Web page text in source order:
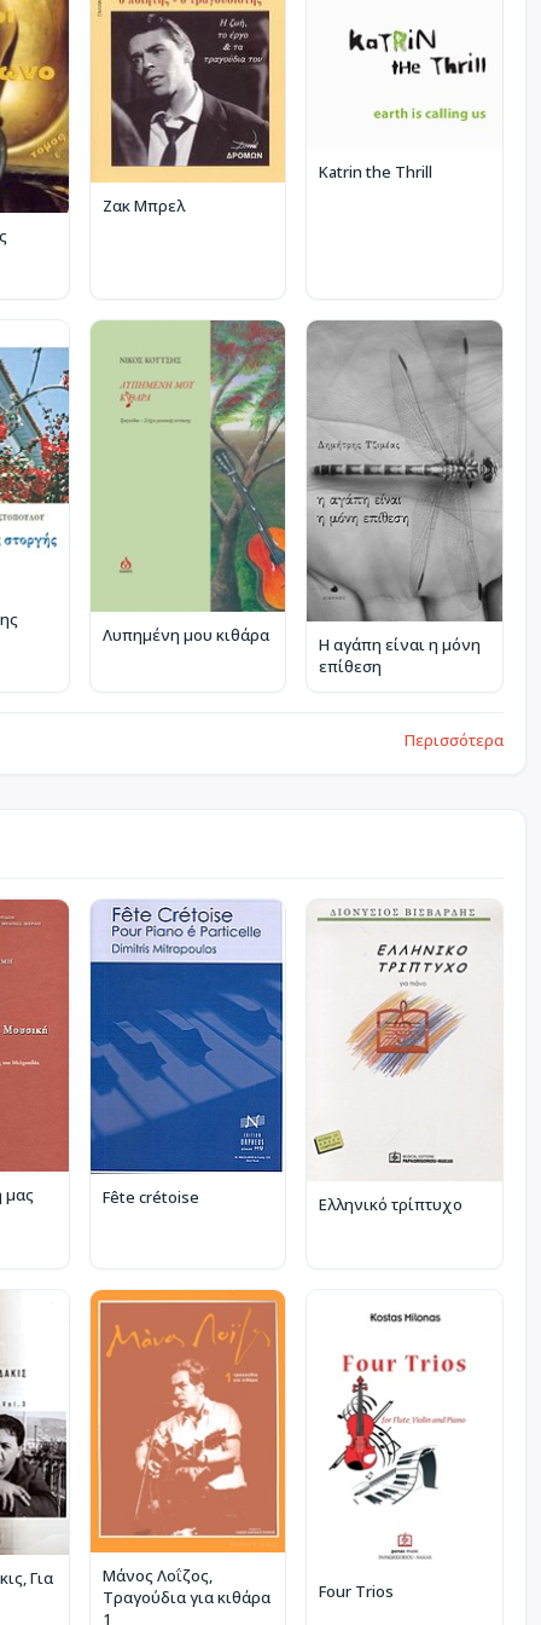
Ζακ Μπρελ
Katrin the Thrill
Λυπημένη μου κιθάρα
Η αγάπη είναι η μόνη
επίθεση
Περισσότερα
μας Fête crétoise Ελληνικό τρίπτυχο
Για
Μάνος Λοΐζος,
Τραγούδια για κιθάρα
1
Four Trios